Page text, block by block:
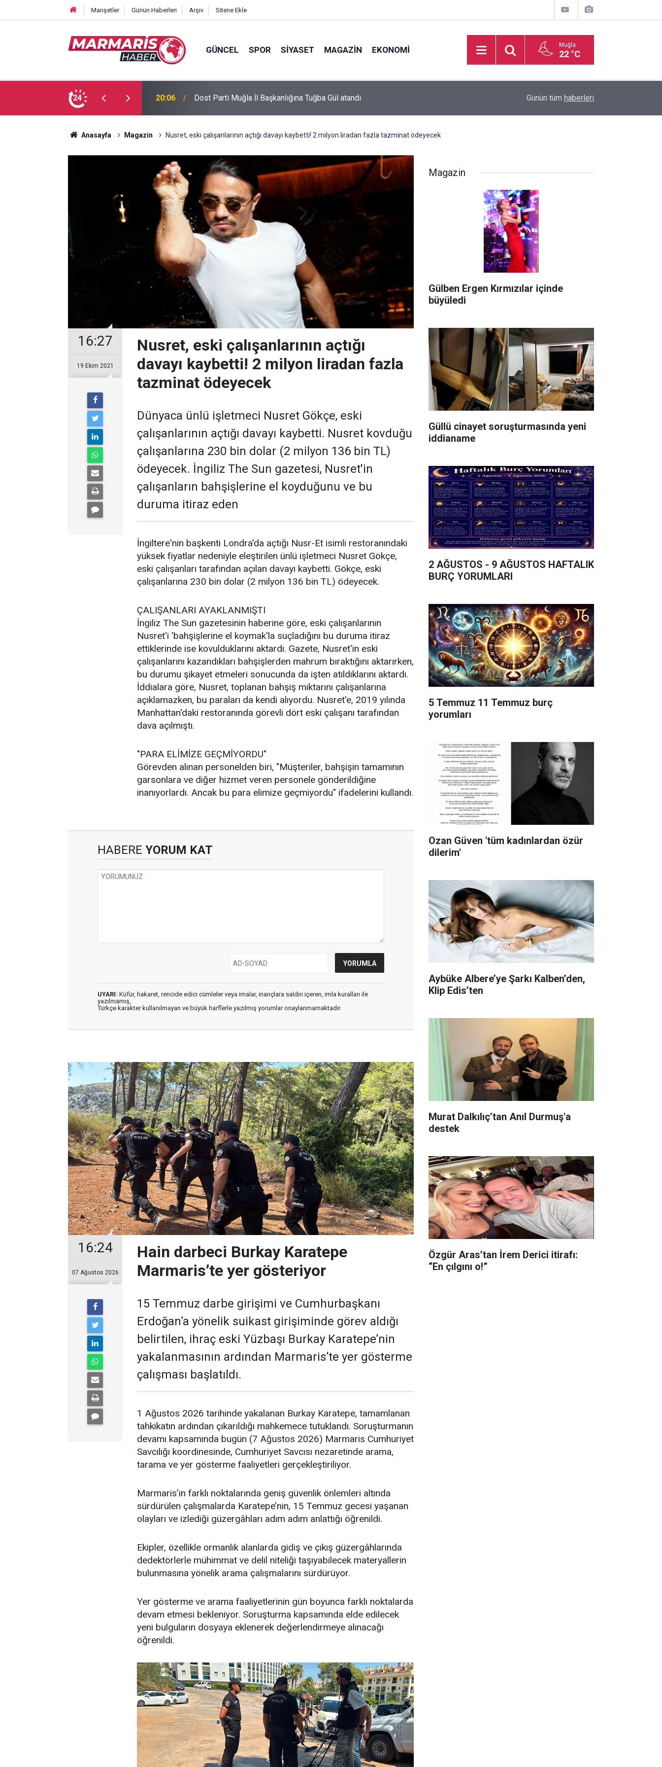
Manşetler Günün Haberleri Arşiv Sitene Ekle
GÜNCEL SPOR SIYASET MAGAZIN EKONOMI Muğla
22 °C
24 16:51 Bursaspor’da 2026-2027 sezonu forma numaraları açıklandı İşitme Engelliler Genç Kız Futsal Milli Takımı,
Günün tüm haberleri
Anasayfa Magazin Nusret, eski çalışanlarının açtığı davayı kaybetti! 2 milyon liradan fazla tazminat ödeyecek
16:27
19 Ekim 2021
Nusret, eski çalışanlarının açtığı
davayı kaybetti! 2 milyon liradan fazla
tazminat ödeyecek
Dünyaca ünlü işletmeci Nusret Gökçe, eski
çalışanlarının açtığı davayı kaybetti. Nusret kovduğu
çalışanlarına 230 bin dolar (2 milyon 136 bin TL)
ödeyecek. İngiliz The Sun gazetesi, Nusret'in
çalışanların bahşişlerine el koyduğunu ve bu
duruma itiraz eden
İngiltere'nin başkenti Londra'da açtığı Nusr-Et isimli restoranındaki
yüksek fiyatlar nedeniyle eleştirilen ünlü işletmeci Nusret Gökçe,
eski çalışanları tarafından açılan davayı kaybetti. Gökçe, eski
çalışanlarına 230 bin dolar (2 milyon 136 bin TL) ödeyecek.
ÇALIŞANLARI AYAKLANMIŞTI
İngiliz The Sun gazetesinin haberine göre, eski çalışanlarının
Nusret'i 'bahşişlerine el koymak'la suçladığını bu duruma itiraz
ettiklerinde ise kovulduklarını aktardı. Gazete, Nusret'in eski
çalışanlarını kazandıkları bahşişlerden mahrum bıraktığını aktarırken,
bu durumu şikayet etmeleri sonucunda da işten atıldıklarını aktardı.
İddialara göre, Nusret, toplanan bahşiş miktarını çalışanlarına
açıklamazken, bu paraları da kendi alıyordu. Nusret'e, 2019 yılında
Manhattan'daki restoranında görevli dört eski çalışanı tarafından
dava açılmıştı.
"PARA ELİMİZE GEÇMİYORDU"
Görevden alınan personelden biri, "Müşteriler, bahşişin tamamının
garsonlara ve diğer hizmet veren personele gönderildiğine
inanıyorlardı. Ancak bu para elimize geçmiyordu" ifadelerini kullandı.
HABERE YORUM KAT
UYARI: Küfür, hakaret, rencide edici cümleler veya imalar, inançlara saldırı içeren, imla kuralları ile
yazılmamış,
Türkçe karakter kullanılmayan ve büyük harflerle yazılmış yorumlar onaylanmamaktadır.
16:24
07 Ağustos 2026
Hain darbeci Burkay Karatepe
Marmaris’te yer gösteriyor
15 Temmuz darbe girişimi ve Cumhurbaşkanı
Erdoğan’a yönelik suikast girişiminde görev aldığı
belirtilen, ihraç eski Yüzbaşı Burkay Karatepe’nin
yakalanmasının ardından Marmaris’te yer gösterme
çalışması başlatıldı.
1 Ağustos 2026 tarihinde yakalanan Burkay Karatepe, tamamlanan
tahkikatın ardından çıkarıldığı mahkemece tutuklandı. Soruşturmanın
devamı kapsamında bugün (7 Ağustos 2026) Marmaris Cumhuriyet
Savcılığı koordinesinde, Cumhuriyet Savcısı nezaretinde arama,
tarama ve yer gösterme faaliyetleri gerçekleştiriliyor.
Marmaris’in farklı noktalarında geniş güvenlik önlemleri altında
sürdürülen çalışmalarda Karatepe’nin, 15 Temmuz gecesi yaşanan
olayları ve izlediği güzergâhları adım adım anlattığı öğrenildi.
Ekipler, özellikle ormanlık alanlarda gidiş ve çıkış güzergâhlarında
dedektörlerle mühimmat ve delil niteliği taşıyabilecek materyallerin
bulunmasına yönelik arama çalışmalarını sürdürüyor.
Yer gösterme ve arama faaliyetlerinin gün boyunca farklı noktalarda
devam etmesi bekleniyor. Soruşturma kapsamında elde edilecek
yeni bulguların dosyaya eklenerek değerlendirmeye alınacağı
öğrenildi.
Magazin
Gülben Ergen Kırmızılar içinde
büyüledi
Güllü cinayet soruşturmasında yeni
iddianame
2 AĞUSTOS - 9 AĞUSTOS HAFTALIK
BURÇ YORUMLARI
5 Temmuz 11 Temmuz burç
yorumları
Ozan Güven 'tüm kadınlardan özür
dilerim'
Aybüke Albere’ye Şarkı Kalben’den,
Klip Edis’ten
Murat Dalkılıç’tan Anıl Durmuş'a
destek
Özgür Aras’tan İrem Derici itirafı:
“En çılgını o!”